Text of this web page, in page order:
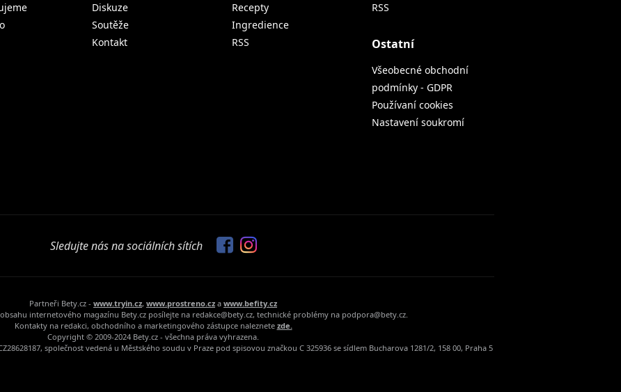
Diskuze
Soutěže
Kontakt
Recepty
Ingredience
RSS
RSS
Ostatní
Všeobecné obchodní
podmínky - GDPR
Používaní cookies
Nastavení soukromí
Sledujte nás na sociálních sítích
Partneři Bety.cz - www.tryin.cz, www.prostreno.cz a www.befity.cz
internetového magazínu Bety.cz posílejte na redakce@bety.cz, technické problémy na podpora@bety.cz.
Kontakty na redakci, obchodního a marketingového zástupce naleznete zde.
Copyright © 2009-2024 Bety.cz - všechna práva vyhrazena.
společnost vedená u Městského soudu v Praze pod spisovou značkou C 325936 se sídlem Bucharova 1281/2, 158 00, Praha 5